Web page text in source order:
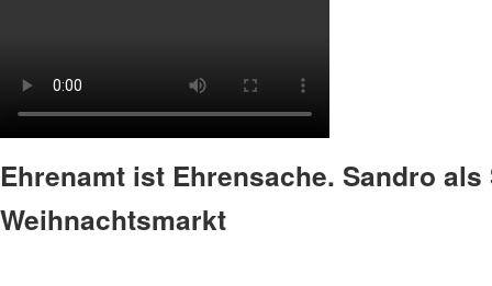
Ehrenamt ist Ehrensache. Sandro
Weihnachtsmarkt